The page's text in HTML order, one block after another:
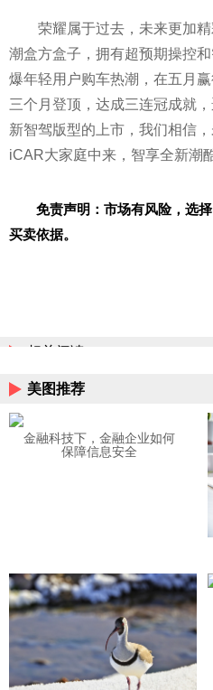
荣耀属于过去，未来更加
潮盒方盒子，拥有超预期操控
爆年轻用户购车热潮，在五月
三个月登顶，达成三连冠成就
新智驾版型的上市，我们相信
iCAR大家庭中来，智享全新潮
免责声明：市场有风险，选
买卖依据。
相关阅读
美图推荐
金融科技下，金融企业如何
保障信息安全